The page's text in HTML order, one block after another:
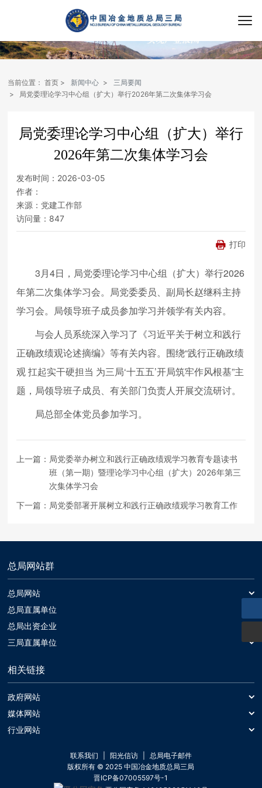
当前位置： 首页 新闻中心
三局要闻
局党委理论学习中心组（扩大）举行2026年第二次集体学习会
局党委理论学习中心组（扩大）举行
2026年第二次集体学习会
发布时间： 2026-03-05
作者：
来源： 党建工作部
访问量： 847
打印
3月4日，局党委理论学习中心组（扩大）举行2026
年第二次集体学习会。局党委委员、副局长赵继科主持
学习会。局领导班子成员参加学习并领学有关内容。
与会人员系统深入学习了《习近平关于树立和践行
正确政绩观论述摘编》等有关内容。围绕“践行正确政绩
观 扛起实干硬担当 为三局‘十五五’开局筑牢作风根基”主
题，局领导班子成员、有关部门负责人开展交流研讨。
局总部全体党员参加学习。
上一篇： 局党委举办树立和践行正确政绩观学习教育专题读书
班（第一期）暨理论学习中心组（扩大）2026年第三
次集体学习会
下一篇： 局党委部署开展树立和践行正确政绩观学习教育工作
总局网站群
总局网站
总局网站
总局直属单位
中国冶金地质总局一局
中国冶金地质总局二局
中国冶金地质总局山东局
中国冶金地质总局中南局
中国冶金地质总局西北局
中国冶金地质总局矿产资源研究院
中国冶金地质总局矿产资源信息中心
总局出资企业
中基发展建设工程有限责任公司
晶日金刚石工业有限公司
正元国际矿业有限公司
正元地理信息集团股份有限公司
三局直属单位
中晋环境科技有限公司
中国冶金地质总局第三地质勘查院
中国冶金地质总局内蒙古地质勘查院
山西华冶勘测工程技术有限公司
相关链接
政府网站
中国政府网
财政部
媒体网站
新华网
行业网站
联系我们 阳光信访
总局电子邮件
版权所有 © 2025 中国冶金地质总局三局
晋ICP备07005597号-1